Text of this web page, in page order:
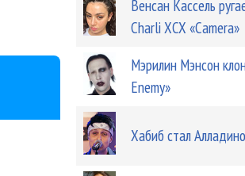
Венсан Кассель
Charli XCX «Camera»
Мэрилин Мэнсон
Enemy»
Хабиб стал